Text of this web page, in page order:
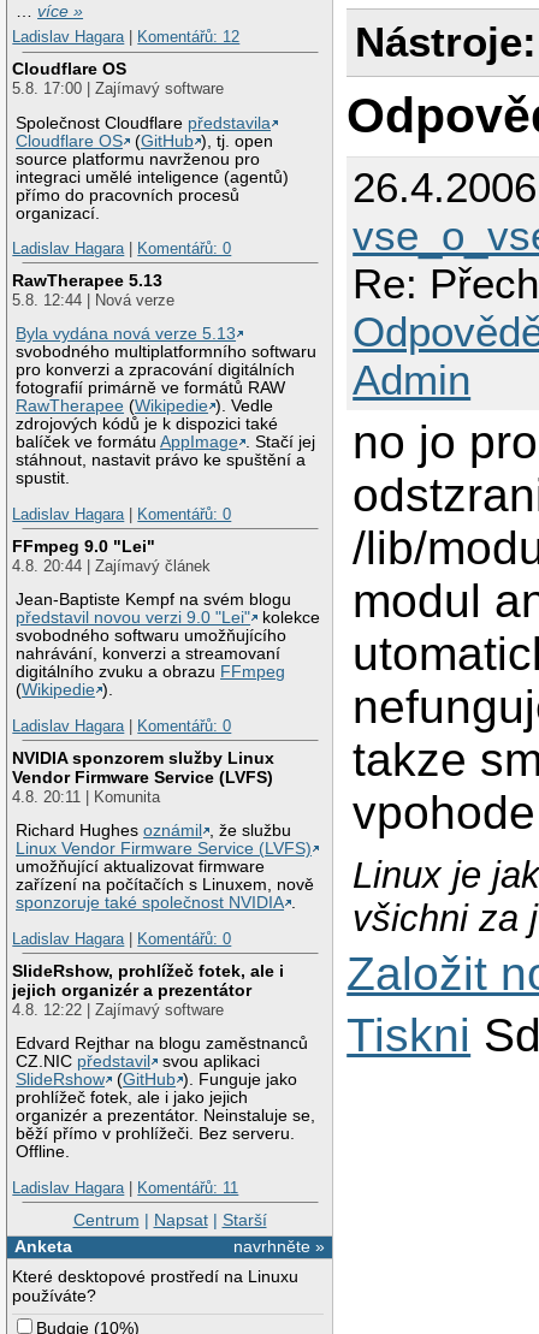
…více »
Ladislav Hagara| Komentářů: 12
Cloudflare OS
5.8. 17:00 | Zajímavý software
Společnost Cloudflare představila
Cloudflare OS
(GitHub ), tj. open
source platformu navrženou pro
integraci umělé inteligence (agentů)
přímo do pracovních procesů
organizací.
Ladislav Hagara| Komentářů: 0
RawTherapee 5.13
5.8. 12:44 | Nová verze
Byla vydána nová verze 5.13
svobodného multiplatformního softwaru
pro konverzi a zpracování digitálních
fotografií primárně ve formátů RAW
RawTherapee (Wikipedie ). Vedle
zdrojových kódů je k dispozici také
balíček ve formátuAppImage . Stačí jej
stáhnout, nastavit právo ke spuštění a
spustit.
Ladislav Hagara| Komentářů: 0
FFmpeg 9.0 "Lei"
4.8. 20:44 | Zajímavý článek
Jean-Baptiste Kempf na svém blogu
představil novou verzi 9.0 "Lei"
kolekce
svobodného softwaru umožňujícího
nahrávání, konverzi a streamovaní
digitálního zvuku a obrazu FFmpeg
(Wikipedie ).
Ladislav Hagara| Komentářů: 0
NVIDIA sponzorem služby Linux
Vendor Firmware Service (LVFS)
4.8. 20:11 | Komunita
Richard Hughesoznámil
, že službu
Linux Vendor Firmware Service (LVFS)
umožňující aktualizovat firmware
zařízení na počítačích s Linuxem, nově
sponzoruje také společnost NVIDIA .
Ladislav Hagara| Komentářů: 0
SlideRshow, prohlížeč fotek, ale i
jejich organizér a prezentátor
4.8. 12:22 | Zajímavý software
Edvard Rejthar na blogu zaměstnanců
CZ.NIC představil
svou aplikaci
SlideRshow
(GitHub ). Funguje jako
prohlížeč fotek, ale i jako jejich
organizér a prezentátor. Neinstaluje se,
běží přímo v prohlížeči. Bez serveru.
Offline.
Ladislav Hagara| Komentářů: 11
Centrum | Napsat| Starší
navrhněte »
Anketa
Které desktopové prostředí na Linuxu
používáte?
Budgie (10%)
Nástroje:
Re:
Admin
no jo
/lib/
modul
takze
vpohode
Linux je
všichni za
Založit
Tiskni